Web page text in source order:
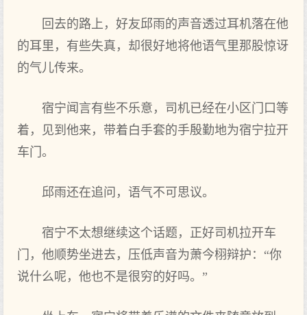
回去的路上，好友邱雨的声音透过耳机落在他
的耳里，有些失真，却很好地将他语气里那股惊讶
的气儿传来。
宿宁闻言有些不乐意，司机已经在小区门口等
着，见到他来，带着白手套的手殷勤地为宿宁拉开
车门。
邱雨还在追问，语气不可思议。
宿宁不太想继续这个话题，正好司机拉开车
门，他顺势坐进去，压低声音为萧今栩辩护：“你
说什么呢，他也不是很穷的好吗。”